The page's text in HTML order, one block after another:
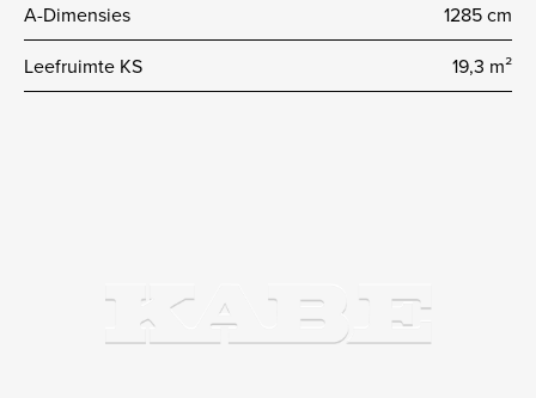
A-Dimensies
1285 cm
Leefruimte KS
19,3 m²